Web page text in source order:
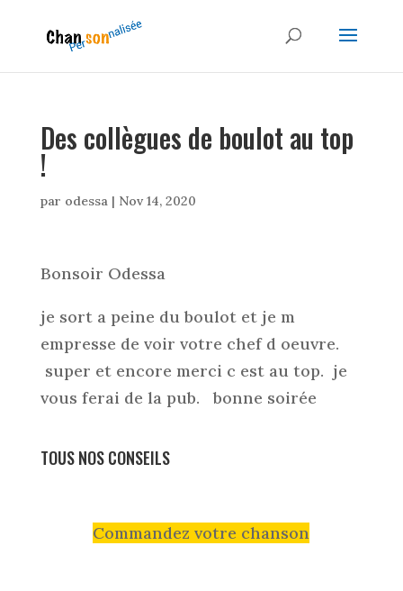
Des collègues de boulot au top
!
par odessa| Nov 14, 2020
Bonsoir Odessa
je sort a peine du boulot et je m
empresse de voir votre chef d oeuvre.
super et encore merci c est au top. je
vous ferai de la pub. bonne soirée
TOUS NOS CONSEILS
Commandez votre chanson